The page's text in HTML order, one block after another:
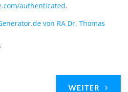
authenticated.
von RA Dr. Thomas
WEITER